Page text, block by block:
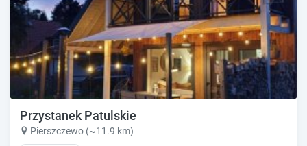
Przystanek Patulskie
Pierszczewo (~11.9 km)